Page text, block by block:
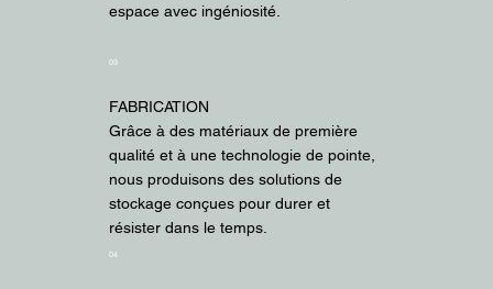
espace avec ingéniosité.
03
FABRICATION
Grâce à des matériaux de première
qualité et à une technologie de pointe,
nous produisons des solutions de
stockage conçues pour durer et
résister dans le temps.
04